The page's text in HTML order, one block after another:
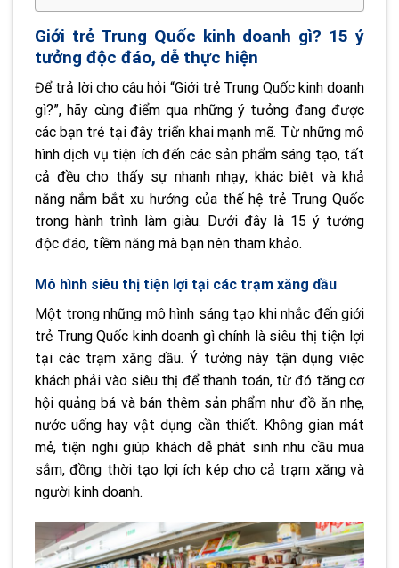
Giới trẻ Trung Quốc kinh doanh gì? 15 ý
tưởng độc đáo, dễ thực hiện
Để trả lời cho câu hỏi “Giới trẻ Trung Quốc kinh doanh
gì?”, hãy cùng điểm qua những ý tưởng đang được
các bạn trẻ tại đây triển khai mạnh mẽ. Từ những mô
hình dịch vụ tiện ích đến các sản phẩm sáng tạo, tất
cả đều cho thấy sự nhanh nhạy, khác biệt và khả
năng nắm bắt xu hướng của thế hệ trẻ Trung Quốc
trong hành trình làm giàu. Dưới đây là 15 ý tưởng
độc đáo, tiềm năng mà bạn nên tham khảo.
Mô hình siêu thị tiện lợi tại các trạm xăng dầu
Một trong những mô hình sáng tạo khi nhắc đến giới
trẻ Trung Quốc kinh doanh gì chính là siêu thị tiện lợi
tại các trạm xăng dầu. Ý tưởng này tận dụng việc
khách phải vào siêu thị để thanh toán, từ đó tăng cơ
hội quảng bá và bán thêm sản phẩm như đồ ăn nhẹ,
nước uống hay vật dụng cần thiết. Không gian mát
mẻ, tiện nghi giúp khách dễ phát sinh nhu cầu mua
sắm, đồng thời tạo lợi ích kép cho cả trạm xăng và
người kinh doanh.